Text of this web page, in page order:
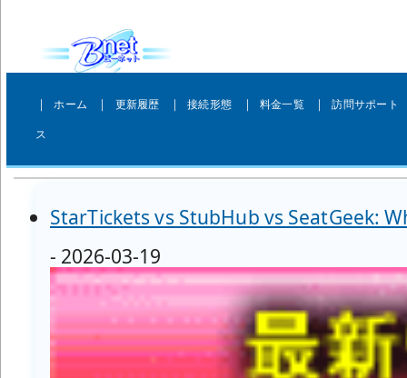
｜ ホーム ｜ 更新履歴 ｜ 接続形態 ｜ 料金一覧 ｜ 訪問サポート
ス
StarTickets vs StubHub vs SeatGeek:
- 2026-03-19